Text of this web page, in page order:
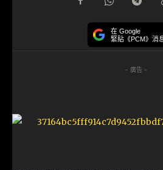
在 Google
緊貼《PCM》消
- 廣告 -